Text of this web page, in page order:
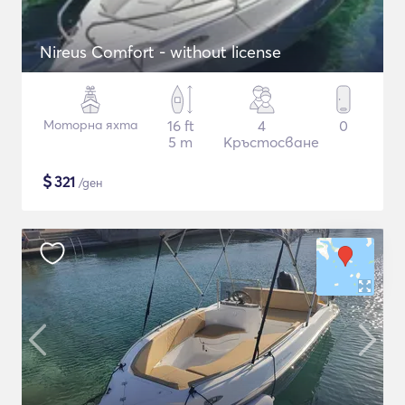
Nireus Comfort - without license
Моторна яхта
16 ft
5 m
4
Кръстосване
0
$321 /ден